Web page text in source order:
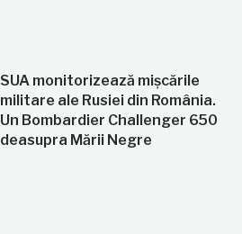
SUA monitorizează mișcările
militare ale Rusiei din România.
Un Bombardier Challenger 650
deasupra Mării Negre